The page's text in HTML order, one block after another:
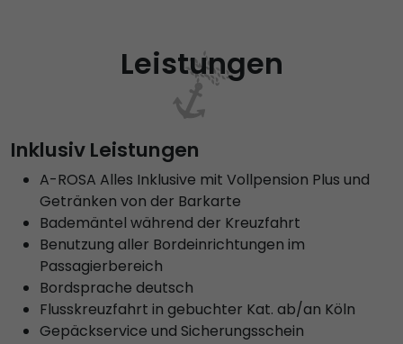
Leistungen
Inklusiv Leistungen
A-ROSA Alles Inklusive mit Vollpension Plus und
Getränken von der Barkarte
Bademäntel während der Kreuzfahrt
Benutzung aller Bordeinrichtungen im
Passagierbereich
Bordsprache deutsch
Flusskreuzfahrt in gebuchter Kat. ab/an Köln
Gepäckservice und Sicherungsschein